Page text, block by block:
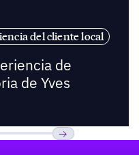
del cliente local
de
de Yves